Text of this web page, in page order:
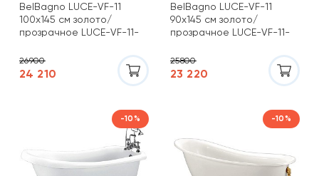
BelBagno LUCE-VF-11
100х145 см золото/
прозрачное LUCE-VF-11-
24 210
26900
BelBagno LUCE-VF-11
90х145 см золото/
прозрачное LUCE-VF-11-
23 220
25800
-10% -10%